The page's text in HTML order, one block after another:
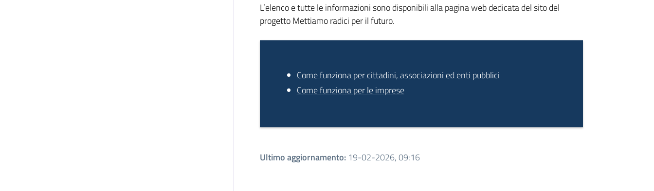
L’elenco e tutte le informazioni sono disponibili alla pagina web dedicata del sito del
progetto Mettiamo radici per il futuro.
Come funziona per cittadini, associazioni ed enti pubblici
Come funziona per le imprese
Ultimo aggiornamento: 19-02-2026, 09:16